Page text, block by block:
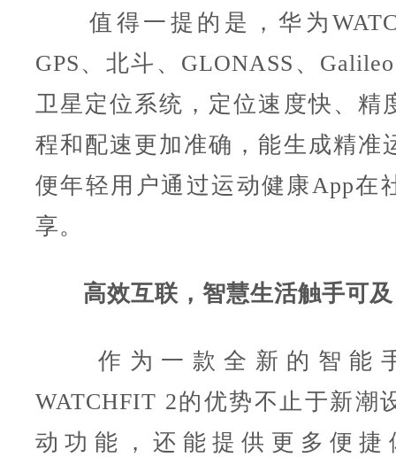
值得一提的是，华为
GPS、北斗、GLONASS、
卫星定位系统，定位速度快、精
程和配速更加准确，能生成精准
便年轻用户通过运动健康App在
享。
高效互联，智慧生活触手可及
作为一款全新的智能
WATCHFIT 2的优势不止于新潮
动功能，还能提供更多便捷